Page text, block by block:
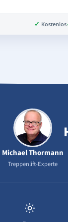
✓ Kostenlos
Michael Thormann
Treppenlift-Experte